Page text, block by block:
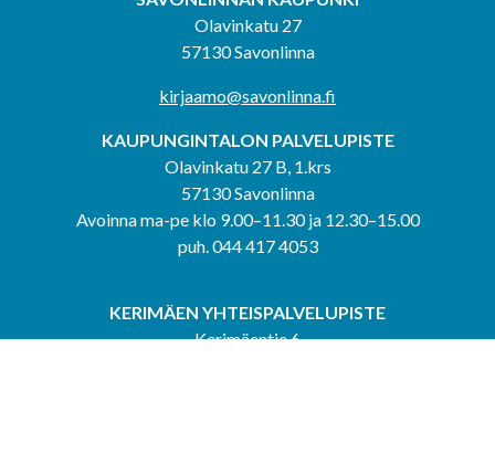
Olavinkatu 27
57130 Savonlinna
kirjaamo@savonlinna.fi
KAUPUNGINTALON PALVELUPISTE
Olavinkatu 27 B, 1.krs
57130 Savonlinna
Avoinna ma-pe klo 9.00–11.30 ja 12.30–15.00
puh. 044 417 4053
KERIMÄEN YHTEISPALVELUPISTE
Kerimäentie 6